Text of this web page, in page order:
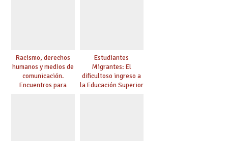
Racismo, derechos
humanos y medios de
comunicación.
Encuentros para
Estudiantes
Migrantes: El
dificultoso ingreso a
la Educación Superior